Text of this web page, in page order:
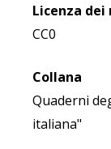
Licenza
CC0
Collana
Quaderni
italiana"